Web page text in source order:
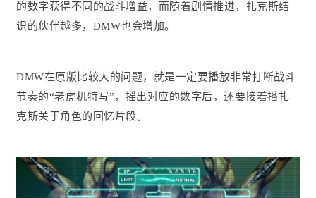
的数字获得不同的战斗增益，而随着剧情推进，扎克斯结
识的伙伴越多，DMW也会增加。
DMW在原版比较大的问题，就是一定要播放非常打断战斗
节奏的“老虎机特写”，摇出对应的数字后，还要接着播扎
克斯关于角色的回忆片段。